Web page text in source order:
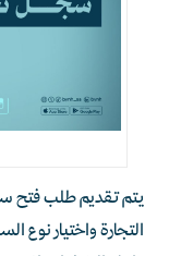
يتم تقديم طلب فتح
التجارة واختيار